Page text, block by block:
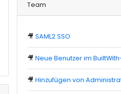
Team
🎥SAML2 SSO
🎥Neue Benutzer im
🎥Hinzufügen von